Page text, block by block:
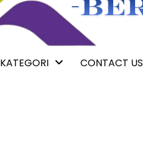
KATEGORI CONTACT US